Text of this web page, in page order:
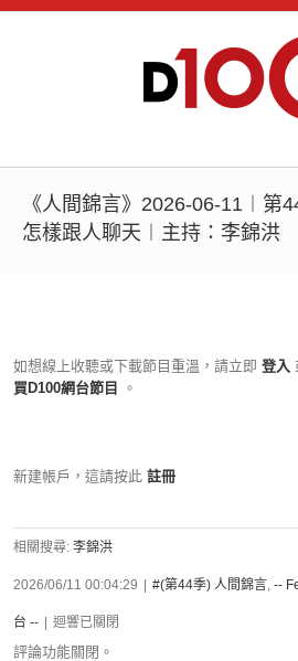
《人間錦言》2026-06-11︱第
怎樣跟人聊天︱主持：李錦洪
如想線上收聽或下載節目重溫，請立即 登入
買D100網台節目
。
新建帳戶，這請按此 註冊
相關搜尋: 李錦洪
2026/06/11 00:04:29 #(第44季) 人間錦言, --
台 -- 迴響已關閉
評論功能關閉。